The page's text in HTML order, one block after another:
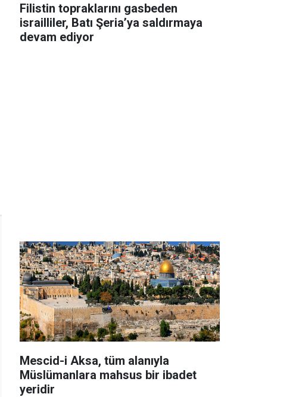
Filistin topraklarını gasbeden
israilliler, Batı Şeria’ya saldırmaya
devam ediyor
Mescid-i Aksa, tüm alanıyla
Müslümanlara mahsus bir ibadet
yeridir